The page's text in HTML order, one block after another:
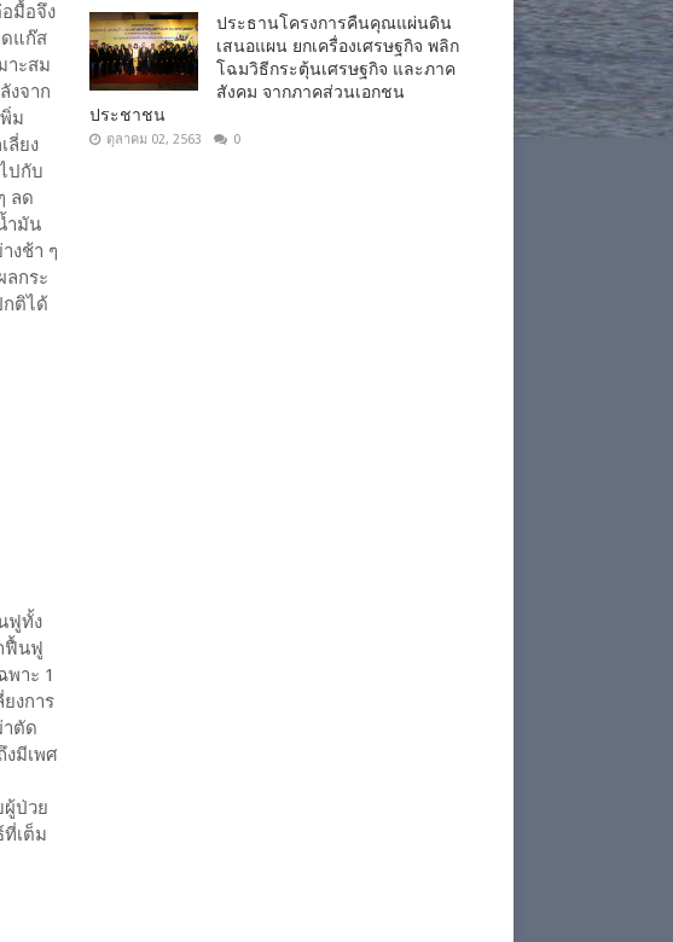
มื้อจึง
แก๊ส
าะสม
งจาก
ม
ลี่ยง
ปกับ
ลด
ำมัน
งช้า ๆ
ลกระ
ติได้
ฟูทั้ง
ฟื้นฟู
าะ 1
งการ
าตัด
งมีเพศ
ผู้ป่วย
เต็ม
ประธานโครงการคืนคุณแผ่นดิน
เสนอแผน ยกเครื่องเศรษฐกิจ พลิก
โฉมวิธีกระตุ้นเศรษฐกิจ และภาค
สังคม จากภาคส่วนเอกชน
ประชาชน
ตุลาคม 02, 2563 0